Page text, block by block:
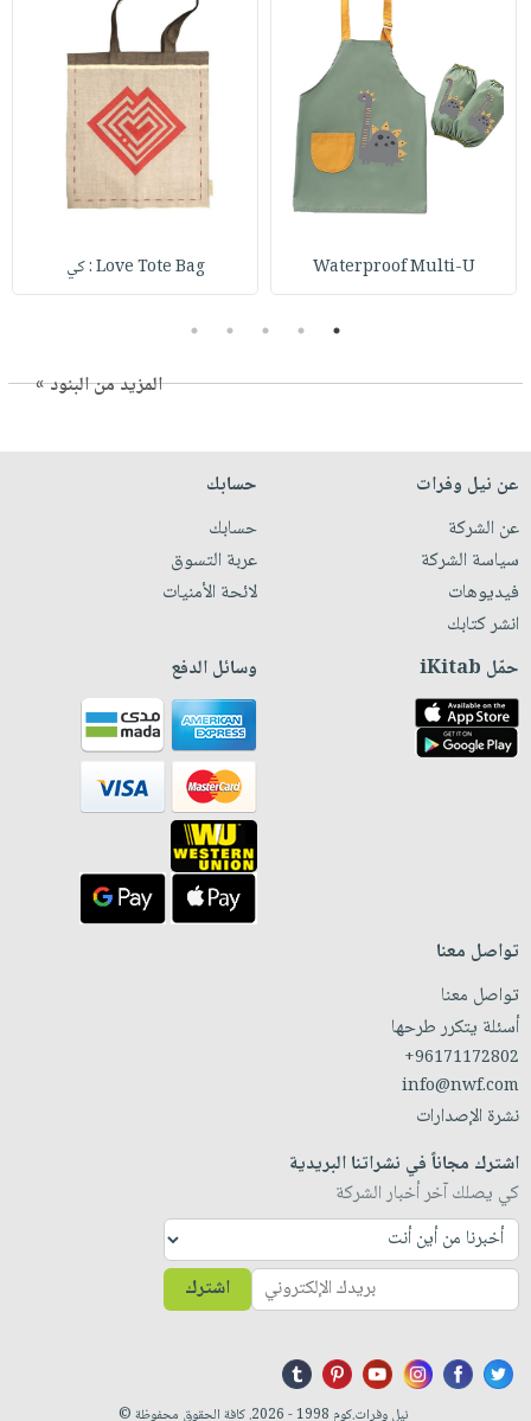
Waterproof Multi-U Love Tote Bag : كي
1
2
3
4
5
المزيد من البنود »
عن نيل وفرات
عن الشركة
سياسة الشركة
فيديوهات
انشر كتابك
حسابك
حسابك
عربة التسوق
لائحة الأمنيات
حمّل iKitab وسائل الدفع
تواصل معنا
تواصل معنا
أسئلة يتكرر طرحها
+96171172802
info@nwf.com
نشرة الإصدارات
اشترك مجاناً في نشراتنا البريدية
كي يصلك آخر أخبار الشركة
اشترك
نيل وفرات.كوم 1998 - 2026. كافة الحقوق محفوظة ©